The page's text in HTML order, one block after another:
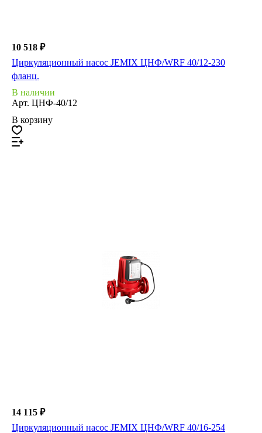
10 518 ₽
Циркуляционный насос JEMIX ЦНФ/WRF 40/12-230
фланц.
В наличии
Арт. ЦНФ-40/12
В корзину
14 115 ₽
Циркуляционный насос JEMIX ЦНФ/WRF 40/16-254